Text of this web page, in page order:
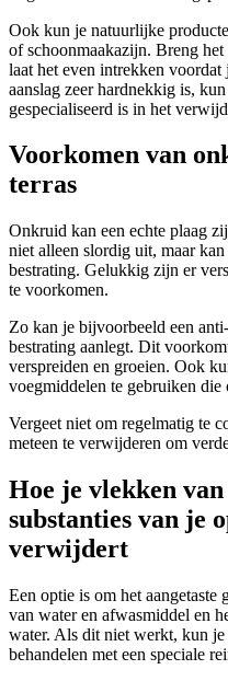
Ook kun je natuurlijke
of schoonmaakazijn. Breng het
laat het even intrekken
aanslag zeer hardnekkig is,
gespecialiseerd is in het
Voorkomen van
terras
Onkruid kan een echte plaag
niet alleen slordig uit, maar
bestrating. Gelukkig zijn er
te voorkomen.
Zo kan je bijvoorbeeld een
bestrating aanlegt. Dit
verspreiden en groeien. Ook
voegmiddelen te gebruiken die
Vergeet niet om regelmatig te
meteen te verwijderen om
Hoe je vlekken
substanties van je
verwijdert
Een optie is om het aangetaste
van water en afwasmiddel en
water. Als dit niet werkt, kun je
behandelen met een speciale